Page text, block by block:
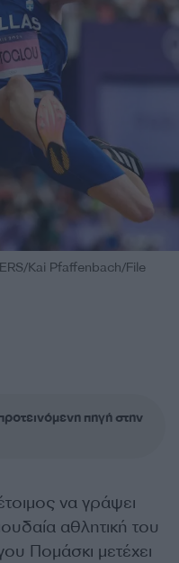
Kai Pfaffenbach/File
πηγή στην
να γράψει
αθλητική του
Πομάσκι μετέχει